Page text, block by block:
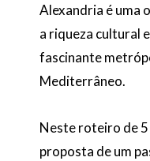
Alexandria é uma
a riqueza cultural
fascinante
Mediterrâneo.
Neste roteiro de
proposta de um